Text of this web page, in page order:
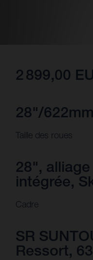
2 899,00
28"/622mm
Taille des roues
28",
intégrée,
Cadre
SR
Ressort,